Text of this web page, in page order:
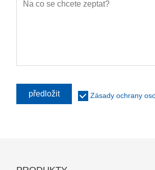
předložit Zásady ochrany